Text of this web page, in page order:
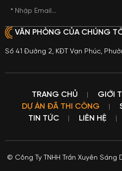
* Nhập Email...
VĂN PHÒNG CỦA CHÚNG
Số 41 Đường 2, KĐT Vạn Phúc,
TRANG CHỦ GIỚI
DỰ ÁN ĐÃ THI CÔNG
TIN TỨC
LIÊN HỆ
© Công Ty TNHH Trần Xuyên Sáng